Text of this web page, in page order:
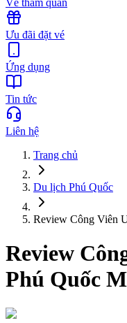
Vé tham quan
Ưu đãi đặt vé
Ứng dụng
Tin tức
Liên hệ
Trang chủ
Du lịch Phú Quốc
Review Công Viên
Review
Phú Quốc